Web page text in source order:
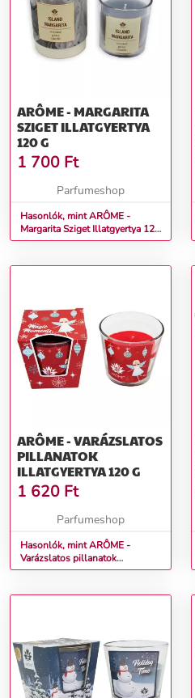
ARÔME - MARGARITA
SZIGET ILLATGYERTYA
120 G
1 700 Ft
Parfumeshop
Hasonlók, mint ARÔME -
Margarita Sziget Illatgyertya 120
g
ARÔME - VARÁZSLATOS
PILLANATOK
ILLATGYERTYA 120 G
1 620 Ft
Parfumeshop
Hasonlók, mint ARÔME -
Varázslatos pillanatok
Illatgyertya 120 g